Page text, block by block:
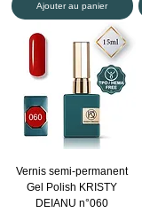
Ajouter au panier
Vernis semi-permanent
Gel Polish KRISTY
DEIANU n°060